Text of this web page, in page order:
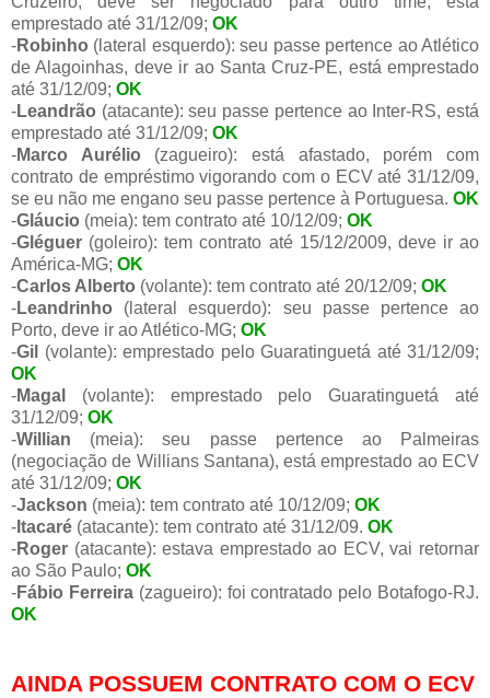
emprestado até 31/12/09; OK
-Robinho (lateral esquerdo): seu passe pertence ao Atlético
de Alagoinhas, deve ir ao Santa Cruz-PE, está emprestado
até 31/12/09; OK
-Leandrão (atacante): seu passe pertence ao Inter-RS, está
emprestado até 31/12/09; OK
-Marco Aurélio (zagueiro): está afastado, porém com
contrato de empréstimo vigorando com o ECV até 31/12/09,
se eu não me engano seu passe pertence à Portuguesa. OK
-Gláucio (meia): tem contrato até 10/12/09; OK
-Gléguer (goleiro): tem contrato até 15/12/2009, deve ir ao
América-MG; OK
-Carlos Alberto (volante): tem contrato até 20/12/09; OK
-Leandrinho (lateral esquerdo): seu passe pertence ao
Porto, deve ir ao Atlético-MG; OK
-Gil
(volante): emprestado pelo Guaratinguetá até 31/12/09;
OK
-Magal
(volante): emprestado pelo Guaratinguetá até
31/12/09; OK
-Willian (meia): seu passe pertence ao Palmeiras
(negociação de Willians Santana), está emprestado ao ECV
até 31/12/09; OK
-Jackson (meia): tem contrato até 10/12/09; OK
- Itacaré (atacante): tem contrato até 31/12/09. OK
-Roger (atacante): estava emprestado ao ECV, vai retornar
ao São Paulo; OK
-Fábio Ferreira(zagueiro): foi contratado pelo Botafogo-RJ.
OK
AINDA POSSUEM CONTRATO COM O ECV